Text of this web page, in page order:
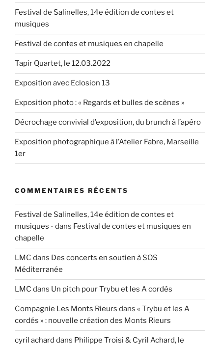
Festival de Salinelles, 14e édition de contes et
musiques
Festival de contes et musiques en chapelle
Tapir Quartet, le 12.03.2022
Exposition avec Eclosion 13
Exposition photo : « Regards et bulles de scènes »
Décrochage convivial d’exposition, du brunch à l’apéro
Exposition photographique à l’Atelier Fabre, Marseille
1er
COMMENTAIRES RÉCENTS
Festival de Salinelles, 14e édition de contes et
musiques - dans Festival de contes et musiques en
chapelle
LMC dans Des concerts en soutien à SOS
Méditerranée
LMC dans Un pitch pour Trybu et les A cordés
Compagnie Les Monts Rieurs dans « Trybu et les A
cordés » : nouvelle création des Monts Rieurs
cyril achard dans Philippe Troisi & Cyril Achard, le